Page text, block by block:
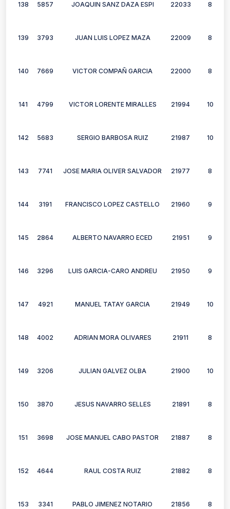
138 5857 JOAQUIN SANZ DAZA ESPI 22033 8
139 3793 JUAN LUIS LOPEZ MAZA 22009 8
140 7669 VICTOR COMPAÑ GARCIA 22000 8
141 4799 VICTOR LORENTE MIRALLES 21994 10
142 5683 SERGIO BARBOSA RUIZ 21987 10
143 7741 JOSE MARIA OLIVER SALVADOR 21977 8
144 3191 FRANCISCO LOPEZ CASTELLO 21960 9
145 2864 ALBERTO NAVARRO ECED 21951 9
146 3296 LUIS GARCIA-CARO ANDREU 21950 9
147 4921 MANUEL TATAY GARCIA 21949 10
148 4002 ADRIAN MORA OLIVARES 21911 8
149 3206 JULIAN GALVEZ OLBA 21900 10
150 3870 JESUS NAVARRO SELLES 21891 8
151 3698 JOSE MANUEL CABO PASTOR 21887 8
152 4644 RAUL COSTA RUIZ 21882 8
153 3341 PABLO JIMENEZ NOTARIO 21856 8